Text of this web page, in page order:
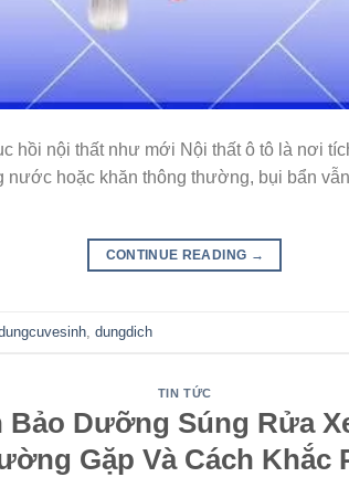
hồi nội thất như mới Nội thất ô tô là nơi
nước hoặc khăn thông thường, bụi bẩn
CONTINUE READING →
dungdich
TIN TỨC
Bảo Dưỡng Súng Rửa
Gặp Và Cách Khắc